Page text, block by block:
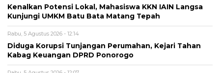
Kenalkan Potensi Lokal, Mahasiswa KKN IAIN Langsa
Kunjungi UMKM Batu Bata Matang Tepah
Rabu, 5 Agustus 2026 - 12:14
Diduga Korupsi Tunjangan Perumahan, Kejari Tahan
Kabag Keuangan DPRD Ponorogo